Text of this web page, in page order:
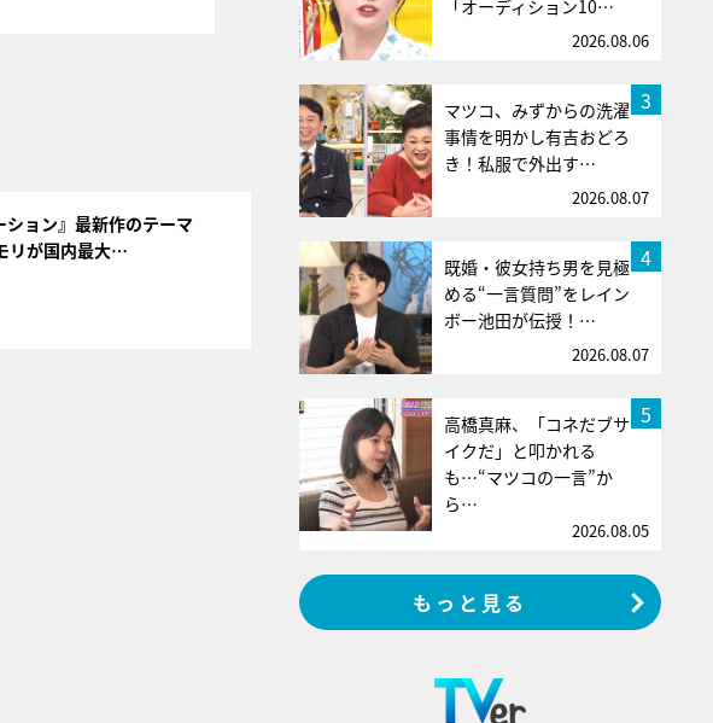
ション』最新作のテーマ
リが国内最大…
「オーディション10…
2026.08.06
3
マツコ、みずからの洗濯
事情を明かし有吉おどろ
き！私服で外出す…
2026.08.07
4
既婚・彼女持ち男を見極
める“一言質問”をレイン
ボー池田が伝授！…
2026.08.07
5
高橋真麻、「コネだブサ
イクだ」と叩かれる
も…“マツコの一言”か
ら…
2026.08.05
もっと見る